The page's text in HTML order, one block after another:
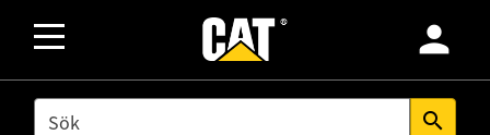
person
SEARCH search